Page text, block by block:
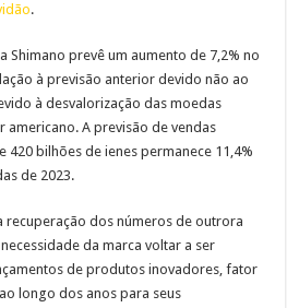
.
Shimano prevê um aumento de 7,2% no
à previsão anterior devido não ao
à desvalorização das moedas
americano. A previsão de vendas
420 bilhões de ienes permanece 11,4%
de 2023.
recuperação dos números de outrora
da marca voltar a ser
de produtos inovadores, fator
longo dos anos para seus